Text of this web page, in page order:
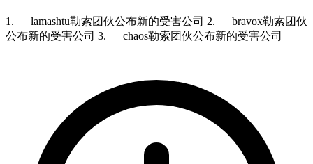
1. lamashtu勒索团伙公布新的受害公司 2. bravox勒索团伙
公布新的受害公司 3. chaos勒索团伙公布新的受害公司